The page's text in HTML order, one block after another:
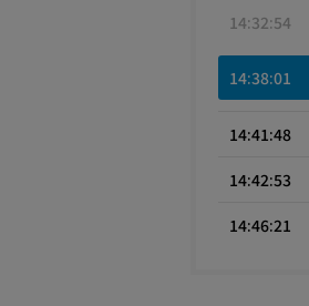
14:32:54
14:38:01
14:41:48
14:42:53
14:46:21